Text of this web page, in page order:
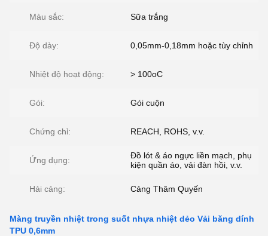
Màu sắc: Sữa trắng
Độ dày: 0,05mm-0,18mm hoặc tùy chỉnh
Nhiệt độ hoạt động: > 100oC
Gói: Gói cuộn
Chứng chỉ: REACH, ROHS, v.v.
Ứng dụng:
Đồ lót & áo ngực liền mạch, phụ
kiện quần áo, vải đàn hồi, v.v.
Hải cảng: Cảng Thâm Quyến
Màng truyền nhiệt trong suốt nhựa nhiệt dẻo Vải băng dính
TPU 0,6mm